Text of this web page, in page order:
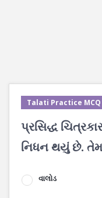
Talati Practice
પ્રસિદ્ધ
નિધન થયું છે.
વાલોડ